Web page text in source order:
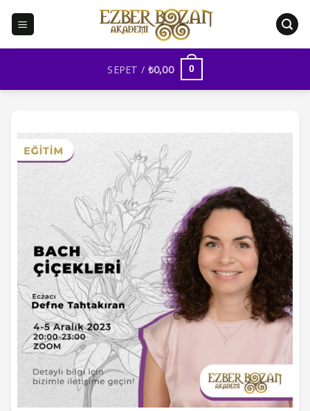
SEPET / ₺0,00 0